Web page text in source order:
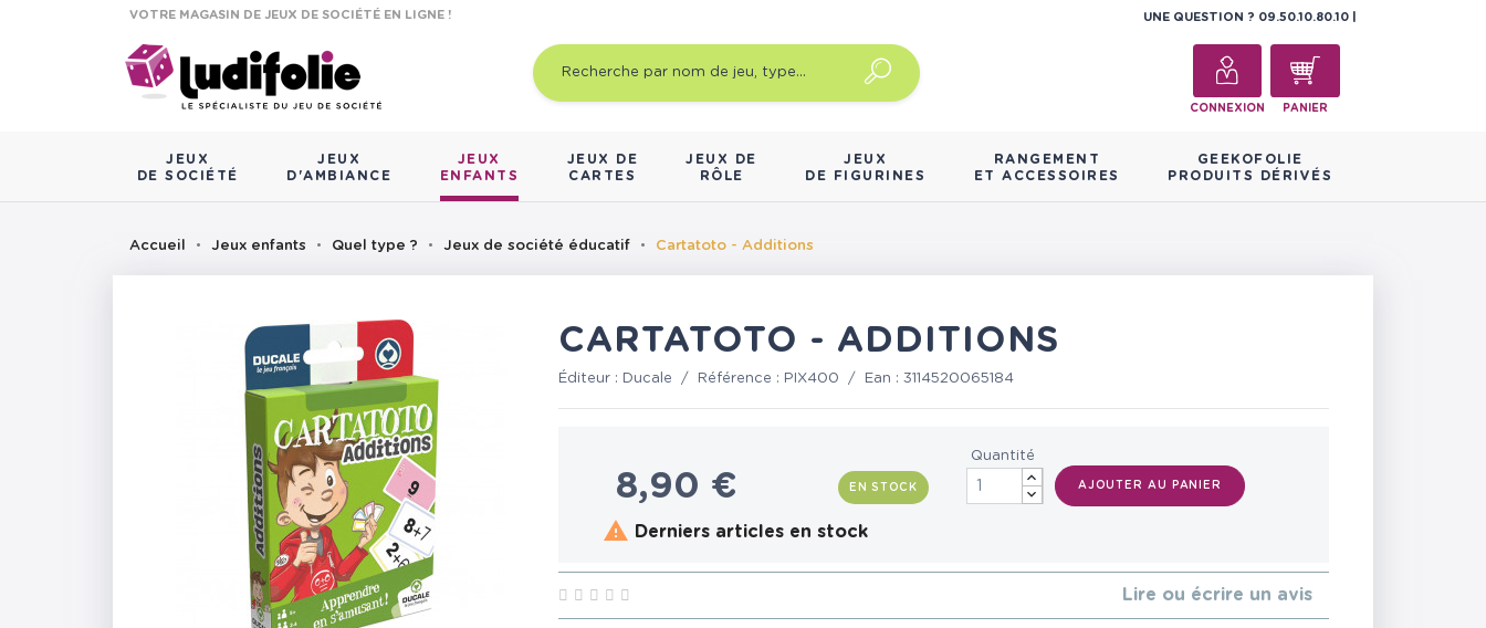
VOTRE MAGASIN DE JEUX DE SOCIÉTÉ EN LIGNE ! UNE QUESTION ? 09.50.10.80.10
CONNEXION PANIER
JEUX
DE SOCIÉTÉ
JEUX
D'AMBIANCE
JEUX
ENFANTS
JEUX DE
CARTES
JEUX DE
RÔLE
JEUX
DE FIGURINES
RANGEMENT
ET ACCESSOIRES
GEEKOFOLIE
PRODUITS DÉRIVÉS
Accueil Jeux enfants Quel type ? Jeux de société éducatif Cartatoto - Additions
CARTATOTO - ADDITIONS
Éditeur : Ducale / Référence : PIX400 / Ean :3114520065184
8,90 € EN STOCK
Quantité
AJOUTER AU PANIER
 Derniers articles en stock
Lire ou écrire un avis